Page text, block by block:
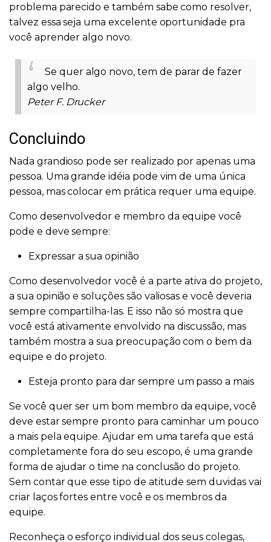
problema parecido e também sabe como resolver,
talvez essa seja uma excelente oportunidade pra
você aprender algo novo.
Se quer algo novo, tem de parar de fazer
algo velho.
Peter F. Drucker
Concluindo
Nada grandioso pode ser realizado por apenas uma
pessoa. Uma grande idéia pode vim de uma única
pessoa, mas colocar em prática requer uma equipe.
Como desenvolvedor e membro da equipe você
pode e deve sempre:
Expressar a sua opinião
Como desenvolvedor você é a parte ativa do projeto,
a sua opinião e soluções são valiosas e você deveria
sempre compartilha-las. E isso não só mostra que
você está ativamente envolvido na discussão, mas
também mostra a sua preocupação com o bem da
equipe e do projeto.
Esteja pronto para dar sempre um passo a mais
Se você quer ser um bom membro da equipe, você
deve estar sempre pronto para caminhar um pouco
a mais pela equipe. Ajudar em uma tarefa que está
completamente fora do seu escopo, é uma grande
forma de ajudar o time na conclusão do projeto.
Sem contar que esse tipo de atitude sem duvidas vai
criar laços fortes entre você e os membros da
equipe.
Reconheça o esforço individual dos seus colegas,